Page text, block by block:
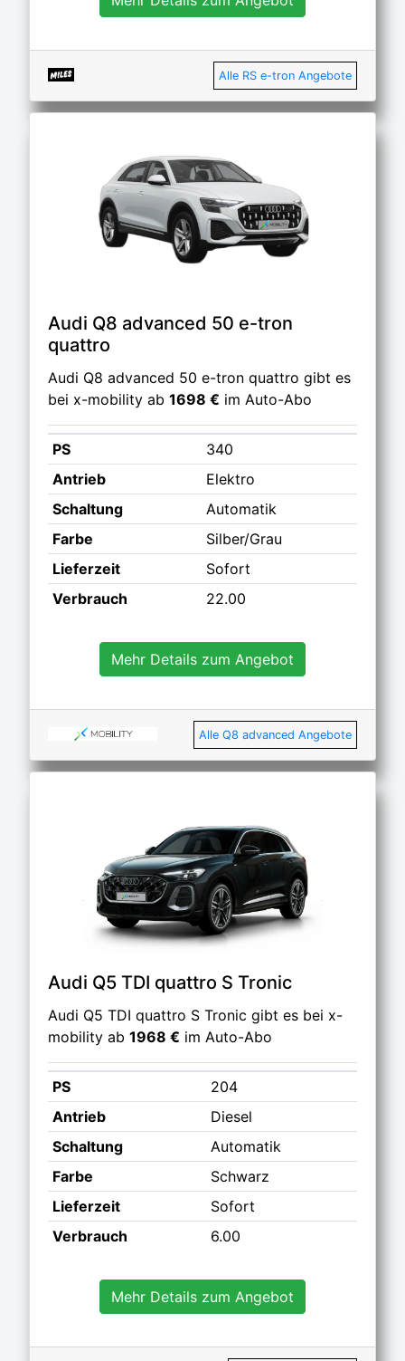
Alle RS e-tron Angebote
Audi Q8 advanced 50 e-tron
quattro
Audi Q8 advanced 50 e-tron quattro gibt es
bei x-mobility ab 1698 € im Auto-Abo
PS
340
Antrieb
Elektro
Schaltung
Automatik
Farbe
Silber/Grau
Lieferzeit
Sofort
Verbrauch
22.00
Mehr Details zum Angebot
Alle Q8 advanced Angebote
Audi Q5 TDI quattro S Tronic
Audi Q5 TDI quattro S Tronic gibt es bei x-
mobility ab 1968 € im Auto-Abo
PS
204
Antrieb
Diesel
Schaltung
Automatik
Farbe
Schwarz
Lieferzeit
Sofort
Verbrauch
6.00
Mehr Details zum Angebot